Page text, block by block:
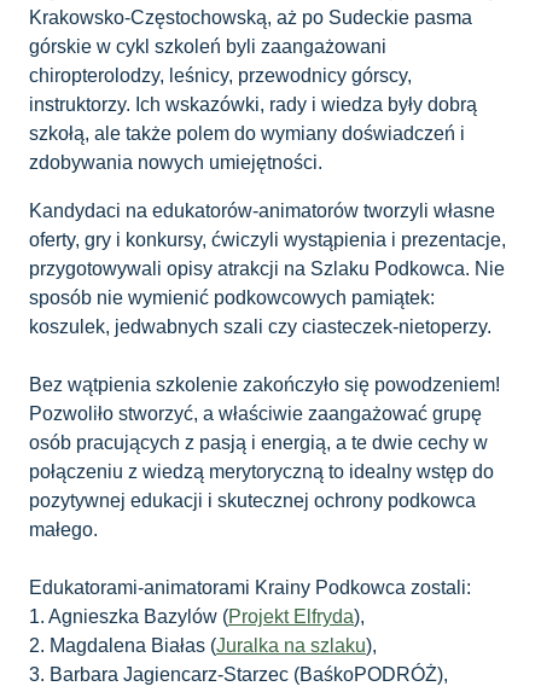
Krakowsko-Częstochowską, aż po Sudeckie pasma
górskie w cykl szkoleń byli zaangażowani
chiropterolodzy, leśnicy, przewodnicy górscy,
instruktorzy. Ich wskazówki, rady i wiedza były dobrą
szkołą, ale także polem do wymiany doświadczeń i
zdobywania nowych umiejętności.
Kandydaci na edukatorów-animatorów tworzyli własne
oferty, gry i konkursy, ćwiczyli wystąpienia i prezentacje,
przygotowywali opisy atrakcji na Szlaku Podkowca. Nie
sposób nie wymienić podkowcowych pamiątek:
koszulek, jedwabnych szali czy ciasteczek-nietoperzy.
Bez wątpienia szkolenie zakończyło się powodzeniem!
Pozwoliło stworzyć, a właściwie zaangażować grupę
osób pracujących z pasją i energią, a te dwie cechy w
połączeniu z wiedzą merytoryczną to idealny wstęp do
pozytywnej edukacji i skutecznej ochrony podkowca
małego.
Edukatorami-animatorami Krainy Podkowca zostali:
1. Agnieszka Bazylów (Projekt Elfryda),
2. Magdalena Białas (Juralka na szlaku),
3. Barbara Jagiencarz-Starzec (BaśkoPODRÓŻ),